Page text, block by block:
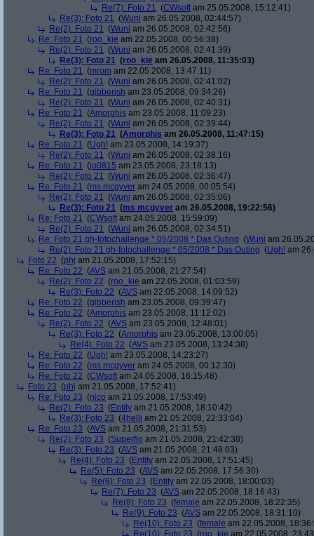
Re(7): Foto 21 (CWsoft am 25.05.2008, 15:12:41)
Re(3): Foto 21 (Wuni am 26.05.2008, 02:44:57)
Re(2): Foto 21 (Wuni am 26.05.2008, 02:42:56)
Re: Foto 21 (roo_kie am 22.05.2008, 00:56:38)
Re(2): Foto 21 (Wuni am 26.05.2008, 02:41:39)
Re(3): Foto 21 (roo_kie am 26.05.2008, 11:35:03)
Re: Foto 21 (mrom am 22.05.2008, 13:47:11)
Re(2): Foto 21 (Wuni am 26.05.2008, 02:41:02)
Re: Foto 21 (gibberish am 23.05.2008, 09:34:26)
Re(2): Foto 21 (Wuni am 26.05.2008, 02:40:31)
Re: Foto 21 (Amorphis am 23.05.2008, 11:09:23)
Re(2): Foto 21 (Wuni am 26.05.2008, 02:39:44)
Re(3): Foto 21 (Amorphis am 26.05.2008, 11:47:15)
Re: Foto 21 (Ugh! am 23.05.2008, 14:19:37)
Re(2): Foto 21 (Wuni am 26.05.2008, 02:38:16)
Re: Foto 21 (jo0815 am 23.05.2008, 23:18:13)
Re(2): Foto 21 (Wuni am 26.05.2008, 02:36:47)
Re: Foto 21 (ms mcgyver am 24.05.2008, 00:05:54)
Re(2): Foto 21 (Wuni am 26.05.2008, 02:35:06)
Re(3): Foto 21 (ms mcgyver am 26.05.2008, 19:22:56)
Re: Foto 21 (CWsoft am 24.05.2008, 15:59:09)
Re(2): Foto 21 (Wuni am 26.05.2008, 02:34:51)
Re: Foto 21 gh-fotochallenge * 05/2008 * Das Outing (Wuni am
Re(2): Foto 21 gh-fotochallenge * 05/2008 * Das Outing (Ugh! am
Foto 22 (phj am 21.05.2008, 17:52:15)
Re: Foto 22 (AVS am 21.05.2008, 21:27:54)
Re(2): Foto 22 (roo_kie am 22.05.2008, 01:03:59)
Re(3): Foto 22 (AVS am 22.05.2008, 14:09:52)
Re: Foto 22 (gibberish am 23.05.2008, 09:39:47)
Re: Foto 22 (Amorphis am 23.05.2008, 11:12:02)
Re(2): Foto 22 (AVS am 23.05.2008, 12:48:01)
Re(3): Foto 22 (Amorphis am 23.05.2008, 13:00:05)
Re(4): Foto 22 (AVS am 23.05.2008, 13:24:38)
Re: Foto 22 (Ugh! am 23.05.2008, 14:23:27)
Re: Foto 22 (ms mcgyver am 24.05.2008, 00:12:30)
Re: Foto 22 (CWsoft am 24.05.2008, 16:15:48)
Foto 23 (phj am 21.05.2008, 17:52:41)
Re: Foto 23 (nico am 21.05.2008, 17:53:49)
Re(2): Foto 23 (Entity am 21.05.2008, 18:10:42)
Re(3): Foto 23 (4helli am 21.05.2008, 22:33:04)
Re: Foto 23 (AVS am 21.05.2008, 21:31:53)
Re(2): Foto 23 (Superflo am 21.05.2008, 21:42:38)
Re(3): Foto 23 (AVS am 21.05.2008, 21:48:03)
Re(4): Foto 23 (Entity am 22.05.2008, 17:51:45)
Re(5): Foto 23 (AVS am 22.05.2008, 17:56:30)
Re(6): Foto 23 (Entity am 22.05.2008, 18:00:03)
Re(7): Foto 23 (AVS am 22.05.2008, 18:16:43)
Re(8): Foto 23 (female am 22.05.2008, 18:22:35)
Re(9): Foto 23 (AVS am 22.05.2008, 18:31:10)
Re(10): Foto 23 (female am 22.05.2008,
Re(10): Foto 23 (roo_kie am 22.05.2008,